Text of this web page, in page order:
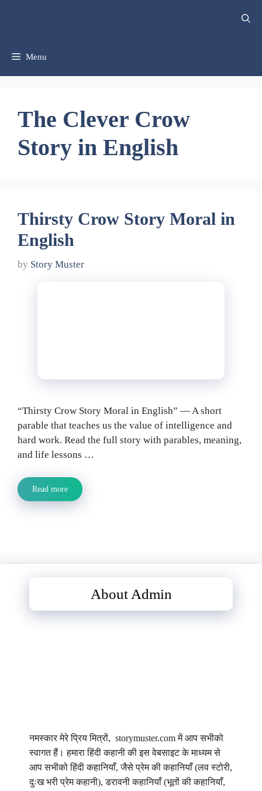
Menu
The Clever Crow
Story in English
Thirsty Crow Story Moral in
English
by Story Muster
“Thirsty Crow Story Moral in English” — A short
parable that teaches us the value of intelligence and
hard work. Read the full story with parables, meaning,
and life lessons …
Read more
About Admin
नमस्कार मेरे प्रिय मित्रों, storymuster.com में आप सभीको
स्वागत हैं। हमारा हिंदी कहानी की इस वेबसाइट के माध्यम से
आप सभीको हिंदी कहानियाँ, जैसे प्रेम की कहानियाँ (लव स्टोरी,
दुःख भरी प्रेम कहानी), डरावनी कहानियाँ (भूतों की कहानियाँ,